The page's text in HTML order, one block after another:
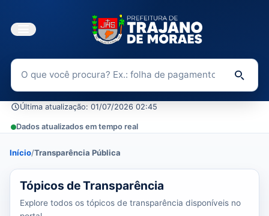
Buscar no Portal da Transparência
Última atualização: 01/07/2026 02:45
Dados atualizados em tempo real
Início/Transparência Pública
39 tópicos carregados do banco de dados.
Tópicos de Transparência
Explore todos os tópicos de transparência disponíveis no